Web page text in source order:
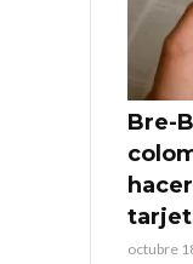
Bre-
octubre